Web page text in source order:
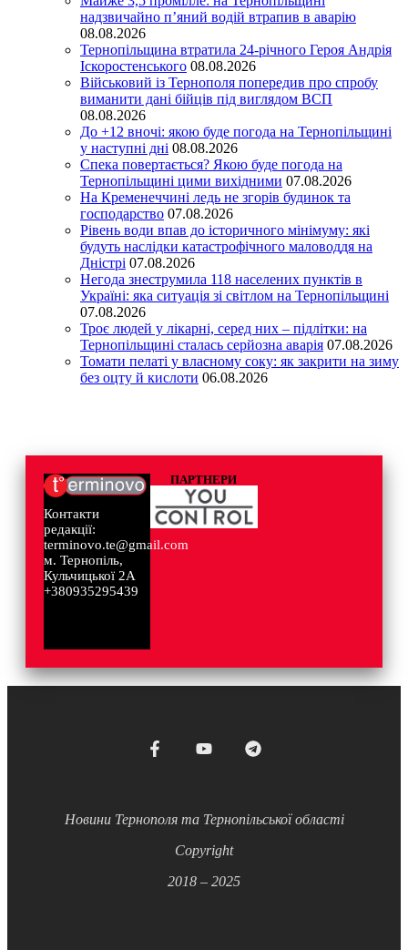
надзвичайно п’яний водій втрапив в аварію
08.08.2026
Тернопільщина втратила 24-річного Героя Андрія
Іскоростенського 08.08.2026
Військовий із Тернополя попередив про спробу
виманити дані бійців під виглядом ВСП
08.08.2026
До +12 вночі: якою буде погода на Тернопільщині
у наступні дні 08.08.2026
Спека повертається? Якою буде погода на
Тернопільщині цими вихідними 07.08.2026
На Кременеччині ледь не згорів будинок та
господарство 07.08.2026
Рівень води впав до історичного мінімуму: які
будуть наслідки катастрофічного маловоддя на
Дністрі 07.08.2026
Негода знеструмила 118 населених пунктів в
Україні: яка ситуація зі світлом на Тернопільщині
07.08.2026
Троє людей у лікарні, серед них – підлітки: на
Тернопільщині сталась серйозна аварія 07.08.2026
Томати пелаті у власному соку: як закрити на зиму
без оцту й кислоти 06.08.2026
Контакти
редакції:
terminovo.te@gmail.com
м. Тернопіль,
Кульчицької 2А
+380935295439
ПАРТНЕРИ
Новини Тернополя та Тернопільської області
Copyright
2018 – 2025